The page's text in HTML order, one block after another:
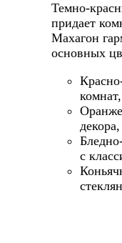
Темно-
придает
Махагон
основных
с